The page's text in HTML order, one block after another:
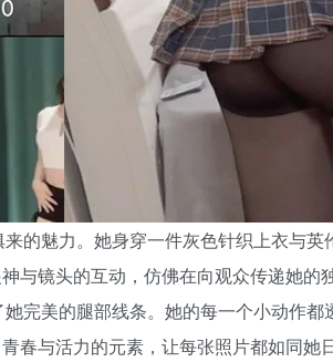
的魅力。她身穿一件灰色针织上衣与英
镜头的互动，仿佛在向观众传递她的
完美的腿部线条。她的每一个小动作
与活力的元素，让每张照片都如同她